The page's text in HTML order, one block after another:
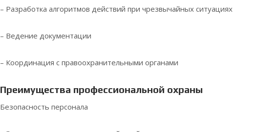
– Разработка алгоритмов действий при чрезвычайных ситуациях
– Ведение документации
– Координация с правоохранительными органами
Преимущества профессиональной охраны
Безопасность персонала